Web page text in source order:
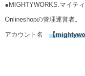
●MIGHTYWORKS.マイテ
Onlineshopの管理運営者。
アカウント名 【